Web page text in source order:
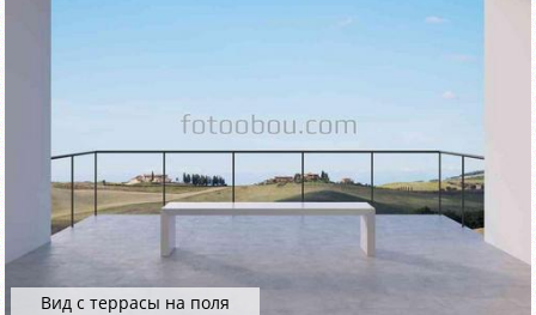
Вид с террасы на поля